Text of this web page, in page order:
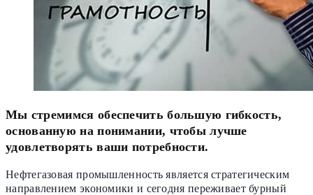
Мы стремимся обеспечить большую гибкость,
основанную на понимании, чтобы лучше
удовлетворять ваши потребности.
Нефтегазовая промышленность является стратегическим
направлением экономики и сегодня переживает бурный